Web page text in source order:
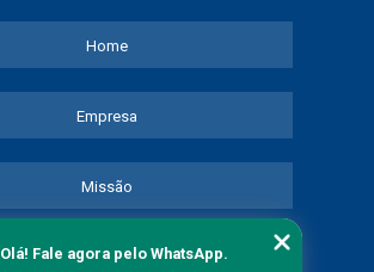
Home
Empresa
Missão
Serviços
Olá! Fale agora pelo WhatsApp.